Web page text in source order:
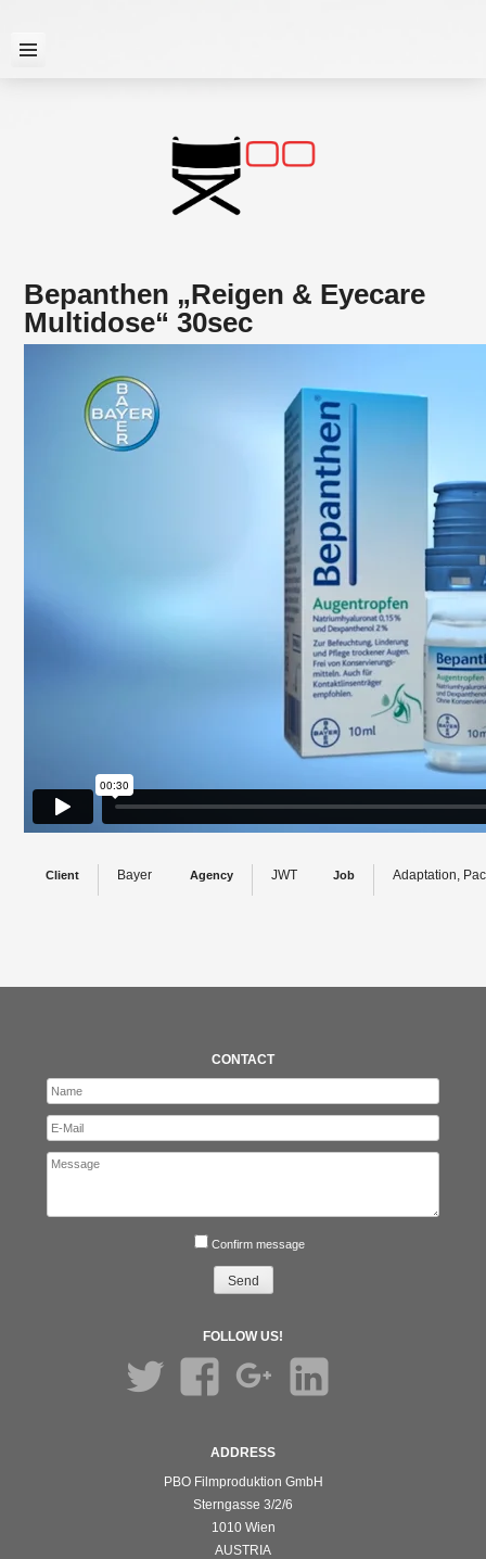
content

Bepanthen „Reigen & Eyecare
Multidose“ 30sec
Client Bayer Agency JWT Job Adaptation,
CONTACT
Confirm message
FOLLOW US!
Twitter
Facebook Google+ LinkedIn
ADDRESS
PBO Filmproduktion GmbH
Sterngasse 3/2/6
1010 Wien
AUSTRIA